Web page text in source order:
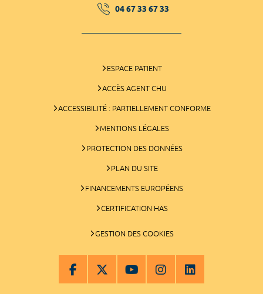
04 67 33 67 33
ESPACE PATIENT
ACCÈS AGENT CHU
ACCESSIBILITÉ : PARTIELLEMENT CONFORME
MENTIONS LÉGALES
PROTECTION DES DONNÉES
PLAN DU SITE
FINANCEMENTS EUROPÉENS
CERTIFICATION HAS
GESTION DES COOKIES